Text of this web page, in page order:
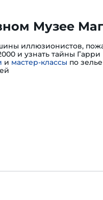
Музее
иллюзионистов,
и узнать тайны Гарри
и мастер-классы по